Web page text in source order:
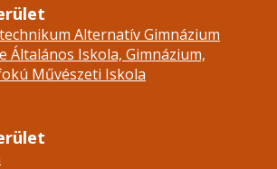
Alternatív Gimnázium
Általános Iskola, Gimnázium,
Művészeti Iskola